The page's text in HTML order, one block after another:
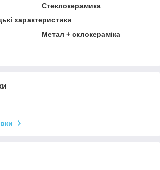
Стеклокерамика
характеристики
Метал + склокераміка